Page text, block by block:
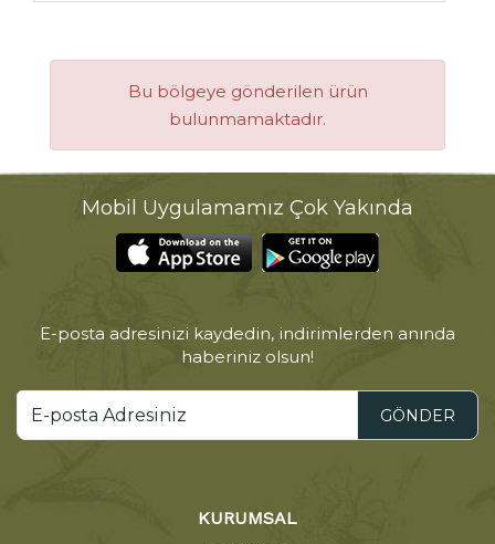
Bu bölgeye gönderilen ürün
bulunmamaktadır.
Mobil Uygulamamız Çok Yakında
E-posta adresinizi kaydedin, indirimlerden anında
haberiniz olsun!
GÖNDER
KURUMSAL